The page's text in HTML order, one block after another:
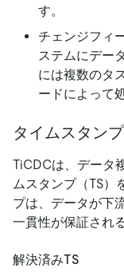
す。
チェンジフィ
ステムにデー
には複数のタ
ードによって
タイムスタン
TiCDCは、データ
ムスタンプ（TS）
プは、データが下
一貫性が保証され
解決済みTS